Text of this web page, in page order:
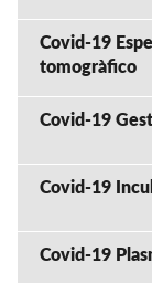
Covid-19
tomogràfico
Covid-19
Covid-19
Covid-19